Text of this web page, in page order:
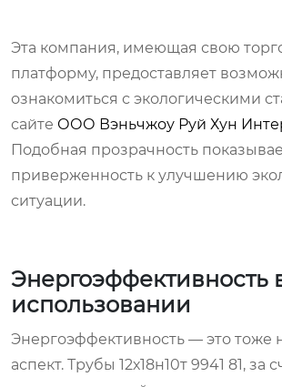
Эта компания, имеющая свою
платформу, предоставляет
ознакомиться с экологическими
сайте ООО Вэньчжоу Руй Хун
Подобная прозрачность
приверженность к улучшению
ситуации.
Энергоэффективность
использовании
Энергоэффективность — это тоже
аспект. Трубы 12х18н10т 9941 81, за